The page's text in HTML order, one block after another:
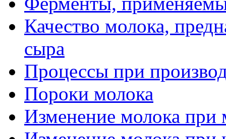
Качество молока,
сыра
Процессы при
Пороки молока
Изменение молока при